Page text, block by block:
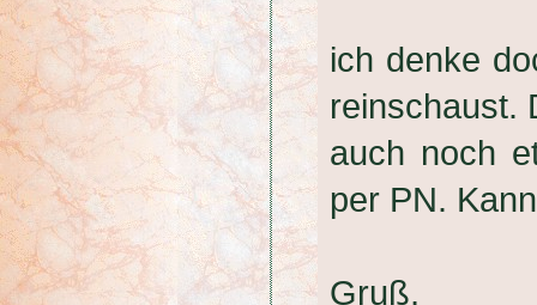
ich denke
reinschaust.
auch noch
per PN.
Gruß,